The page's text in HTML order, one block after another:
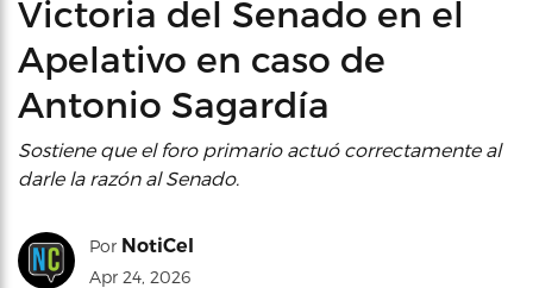
Victoria del Senado en el
Apelativo en caso de
Antonio Sagardía
Sostiene que el foro primario actuó correctamente al
darle la razón al Senado.
Por NotiCel
Apr 24, 2026